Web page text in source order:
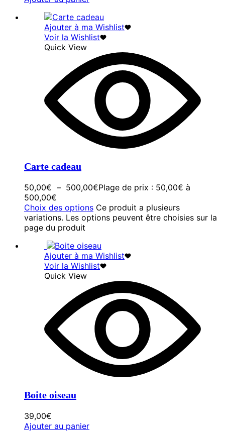
Ajouter à ma Wishlist
Voir la Wishlist
Quick View
Carte cadeau
50,00€ – 500,00€Plage de prix : 50,00€ à
500,00€
Choix des options Ce produit a plusieurs
variations. Les options peuvent être choisies sur la
page du produit
Ajouter à ma Wishlist
Voir la Wishlist
Quick View
Boite oiseau
39,00€
Ajouter au panier